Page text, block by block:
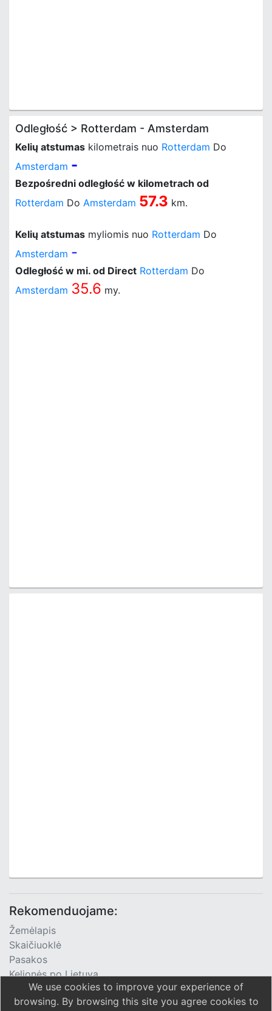
Odległość > Rotterdam - Amsterdam
Kelių atstumas kilometrais nuo Rotterdam Do
Amsterdam -
Bezpośredni odległość w kilometrach od
Rotterdam Do Amsterdam 57.3 km.
Kelių atstumas myliomis nuo Rotterdam Do
Amsterdam -
Odległość w mi. od Direct Rotterdam Do
Amsterdam 35.6 my.
Rekomenduojame:
Žemėlapis
Skaičiuoklė
Pasakos
Kelionės po Lietuvą
TV Programa
We use cookies to improve your experience of
browsing. By browsing this site you agree cookies to